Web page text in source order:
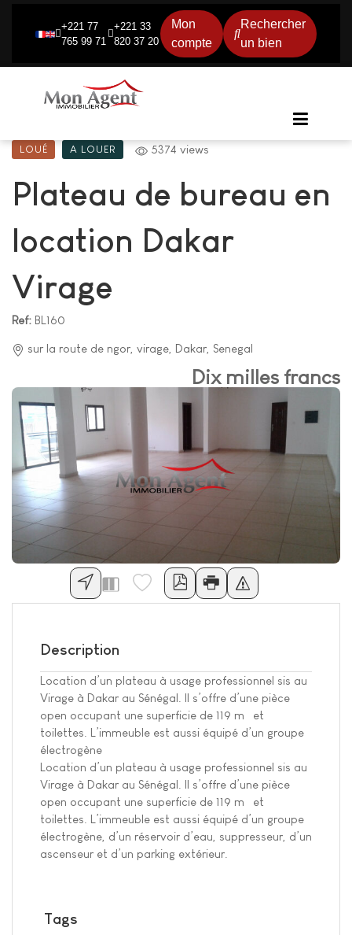
+221 77
765 99 71
+221 33
820 37 20
Mon
compte
Rechercher
un bien
LOUÉ A LOUER 5374 views
Plateau de bureau en
location Dakar
Virage
Ref: BL160
sur la route de ngor, virage, Dakar, Senegal
Dix milles francs
Description
Location d’un plateau à usage professionnel sis au
Virage à Dakar au Sénégal. Il s’offre d’une pièce
open occupant une superficie de 119 m² et
toilettes. L’immeuble est aussi équipé d’un groupe
électrogène
Location d’un plateau à usage professionnel sis au
Virage à Dakar au Sénégal. Il s’offre d’une pièce
open occupant une superficie de 119 m² et
toilettes. L’immeuble est aussi équipé d’un groupe
électrogène, d’un réservoir d’eau, suppresseur, d’un
ascenseur et d’un parking extérieur.
Tags